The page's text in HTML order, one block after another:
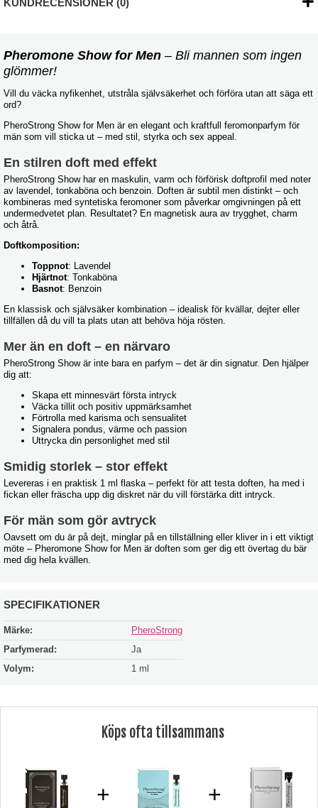
KUNDRECENSIONER (0)
Pheromone Show for Men – Bli mannen som ingen
glömmer!
Vill du väcka nyfikenhet, utstråla självsäkerhet och förföra utan att säga ett
ord?
PheroStrong Show for Men är en elegant och kraftfull feromonparfym för
män som vill sticka ut – med stil, styrka och sex appeal.
En stilren doft med effekt
PheroStrong Show har en maskulin, varm och förförisk doftprofil med noter
av lavendel, tonkaböna och benzoin. Doften är subtil men distinkt – och
kombineras med syntetiska feromoner som påverkar omgivningen på ett
undermedvetet plan. Resultatet? En magnetisk aura av trygghet, charm
och åtrå.
Doftkomposition:
Toppnot: Lavendel
Hjärtnot: Tonkaböna
Basnot: Benzoin
En klassisk och självsäker kombination – idealisk för kvällar, dejter eller
tillfällen då du vill ta plats utan att behöva höja rösten.
Mer än en doft – en närvaro
PheroStrong Show är inte bara en parfym – det är din signatur. Den hjälper
dig att:
Skapa ett minnesvärt första intryck
Väcka tillit och positiv uppmärksamhet
Förtrolla med karisma och sensualitet
Signalera pondus, värme och passion
Uttrycka din personlighet med stil
Smidig storlek – stor effekt
Levereras i en praktisk 1 ml flaska – perfekt för att testa doften, ha med i
fickan eller fräscha upp dig diskret när du vill förstärka ditt intryck.
För män som gör avtryck
Oavsett om du är på dejt, minglar på en tillställning eller kliver in i ett viktigt
möte – Pheromone Show for Men är doften som ger dig ett övertag du bär
med dig hela kvällen.
SPECIFIKATIONER
Märke:
PheroStrong
Parfymerad:
Ja
Volym:
1 ml
Köps ofta tillsammans
+ +